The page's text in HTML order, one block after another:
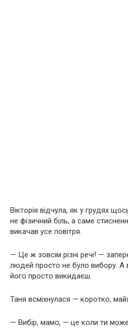
Вікторія відчула, як у грудях
не фізичний біль, а саме
викачав усе повітря.
— Це ж зовсім різні речі! —
людей просто не було вибору. А
його просто викидаєш.
Таня всміхнулася — коротко,
— Вибір, мамо, — це коли ти